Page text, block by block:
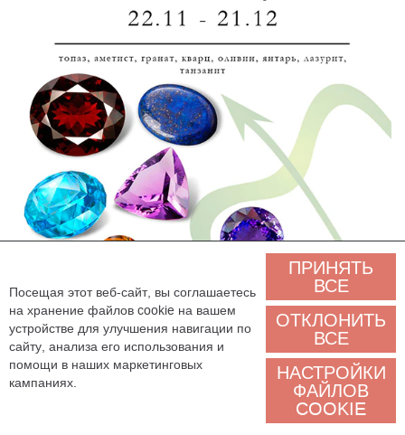
Выбор ювелирных украшений по
стихии гороскопа: земля, огонь,
Посещая этот веб-сайт, вы соглашаетесь
на хранение файлов cookie на вашем
устройстве для улучшения навигации по
сайту, анализа его использования и
помощи в наших маркетинговых
кампаниях.
ПРИНЯТЬ
ВСЕ
ОТКЛОНИТЬ
ВСЕ
НАСТРОЙКИ
ФАЙЛОВ
COOKIE